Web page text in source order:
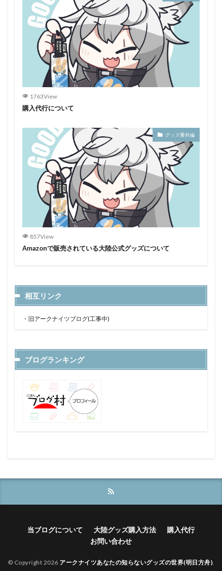
1763View
購入代行について
グッズ番外編
857View
Amazonで販売されている大陸公式グッズについて
相互リンク
・ 旧アークナイツブログ(工事中)
ブログランキング
当ブログについて 大陸グッズ購入方法
購入代行
お問い合わせ
© Copyright 2026 アークナイツあなたの知らないグッズの世界(明日方舟).